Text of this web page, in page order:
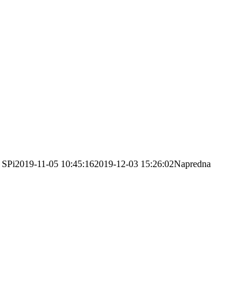
SPi2019-11-05 10:45:162019-12-03 15:26:02Napredna